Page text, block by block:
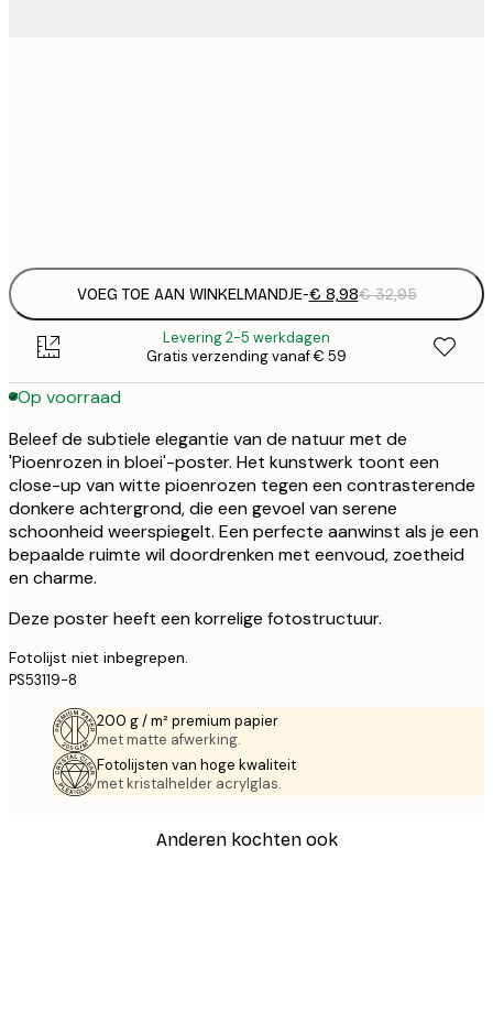
VOEG TOE AAN WINKELMANDJE-€ 8,98€ 32,95
Levering 2-5 werkdagen
Gratis verzending vanaf € 59
Op voorraad
Beleef de subtiele elegantie van de natuur met de
'Pioenrozen in bloei'-poster. Het kunstwerk toont een
close-up van witte pioenrozen tegen een contrasterende
donkere achtergrond, die een gevoel van serene
schoonheid weerspiegelt. Een perfecte aanwinst als je een
bepaalde ruimte wil doordrenken met eenvoud, zoetheid
en charme.
Deze poster heeft een korrelige fotostructuur.
Fotolijst niet inbegrepen.
PS53119-8
200 g / m² premium papier
met matte afwerking.
Fotolijsten van hoge kwaliteit
met kristalhelder acrylglas.
Anderen kochten ook